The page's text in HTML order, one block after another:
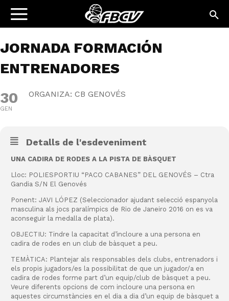
JORNADA FORMACIÓN
ENTRENADORES
30
GEN
ORGANIZA: CB GENOVÉS
Detalls de l'esdeveniment
UNA CADIRA DE RODES A LA PISTA DE BÀSQUET
Lloc: POLIESPORTIU “PACO CABANES” DEL GENOVÉS – Ctra
Gandia S/N El Genovés
Ponent: JAVI LÓPEZ (Seleccionador ajudant selecció espanyola
masculina als jocs paralímpics de Rio de Janeiro 2016 on es va
aconseguir la medalla de plata).
OBJECTIU: Tindre la capacitat d’incloure a una persona en
cadira de rodes en un club de bàsquet a peu.
TEMÀTICA: Plantejar als responsables dels clubs, entrenadors i
els propis jugadors/es la possibilitat de que un jugador/a en
cadira de rodes forme part d’un equip/club de bàsquet a peu.
Veure diferents opcions de com incloure una persona en
aquestes circumstàncies en el dia a dia d’un equip de bàsquet a